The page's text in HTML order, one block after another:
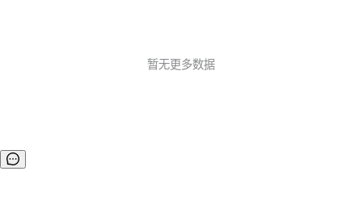
暂无更多数据